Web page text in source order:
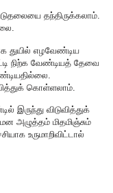
தந்திருக்கலாம்.
துயில் எழவேண்டிய
நிற்க வேண்டியத் தேவை
கொள்ளலாம்.
இருந்து விடுவித்துக்
அழுத்தம் மிதமிஞ்சும்
உருமாறிவிட்டால்